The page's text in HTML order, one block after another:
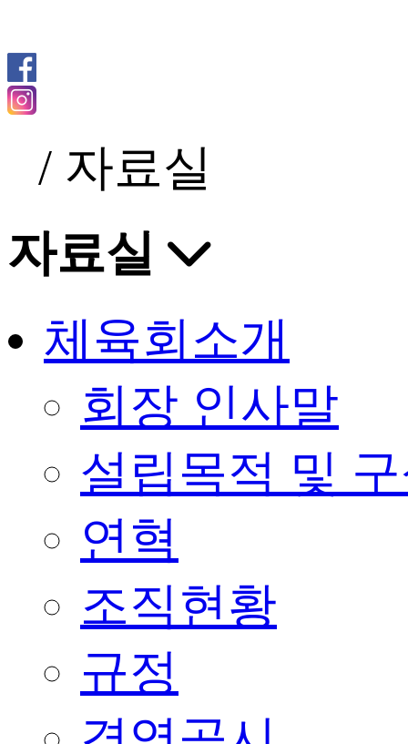
/ 자료실
자료실
체육회소개
회장 인사말
설립목적 및
연혁
조직현황
규정